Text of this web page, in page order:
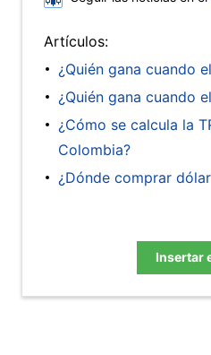
Artículos:
¿Quién gana cuando
¿Quién gana cuando
¿Cómo se calcula la
Colombia?
¿Dónde comprar
Insertar